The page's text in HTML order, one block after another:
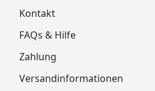
Kontakt
FAQs & Hilfe
Zahlung
Versandinformationen